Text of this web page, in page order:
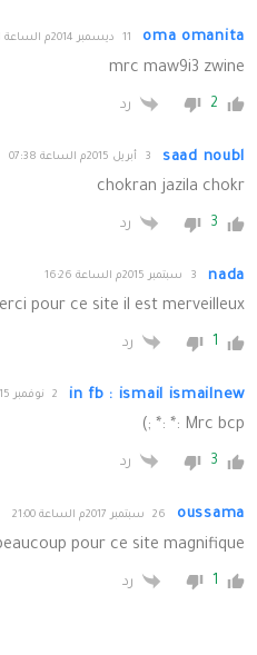
oma omanita 11 ديسمبر 2014م الساعة 20:51
mrc maw9i3 zwine
2 رد
saad noubl 3 أبريل 2015م الساعة 07:38
chokran jazila chokr
3 رد
nada 3 سبتمبر 2015م الساعة 16:26
pour ce site il est merveilleux
1 رد
in fb : ismail ismailnew 2 نوفمبر 2015م الساعة 19:56
Mrc bcp :* :* ;)
3 رد
oussama 26 سبتمبر 2017م الساعة 21:00
pour ce site magnifique
1 رد